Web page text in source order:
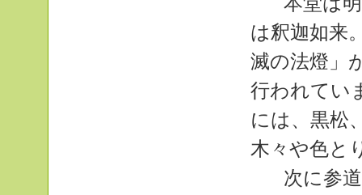
は釈迦如来
滅の法燈」
行われてい
には、黒松
木々や色と
次に参道